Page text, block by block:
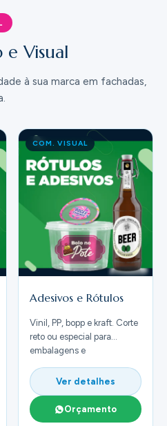
e Visual
à sua marca em fachadas,
COM. VISUAL
Adesivos e Rótulos
Vinil, PP, bopp e kraft. Corte
reto ou especial para
embalagens e
Ver detalhes
Orçamento